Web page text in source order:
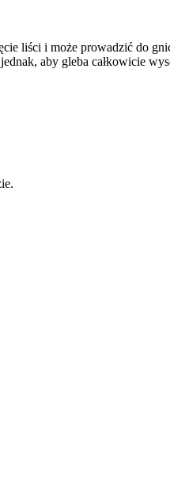
liści i może prowadzić do
aby gleba całkowicie